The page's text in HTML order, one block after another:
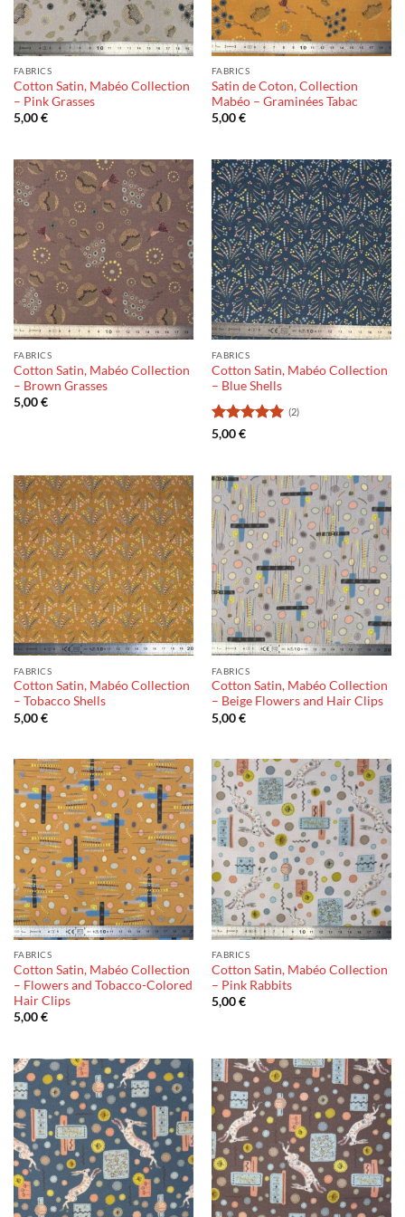
FABRICS
Cotton Satin, Mabéo Collection
– Pink Grasses
5,00€
FABRICS
Satin de Coton, Collection
Mabéo – Graminées Tabac
5,00€
FABRICS
Cotton Satin, Mabéo Collection
– Brown Grasses
5,00€
FABRICS
Cotton Satin, Mabéo Collection
– Blue Shells
Rating:
(2)
5,00€
FABRICS
Cotton Satin, Mabéo Collection
– Tobacco Shells
5,00€
FABRICS
Cotton Satin, Mabéo Collection
– Beige Flowers and Hair Clips
5,00€
FABRICS
Cotton Satin, Mabéo Collection
– Flowers and Tobacco-Colored
Hair Clips
5,00€
FABRICS
Cotton Satin, Mabéo Collection
– Pink Rabbits
5,00€